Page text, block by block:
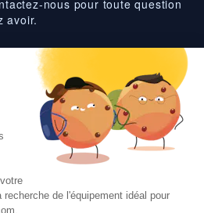
nous pour toute question
avoir.
nous